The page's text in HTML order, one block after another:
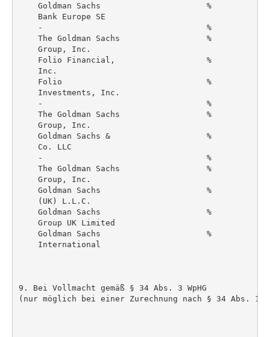
Goldman Sachs                      %
    Bank Europe SE
-                                  %
The Goldman Sachs                  %
    Group, Inc.
Folio Financial,                   %
    Inc.
Folio                              %
    Investments, Inc.
-                                  %
The Goldman Sachs                  %
    Group, Inc.
Goldman Sachs &                    %
    Co. LLC
-                                  %
The Goldman Sachs                  %
    Group, Inc.
Goldman Sachs                      %
    (UK) L.L.C.
Goldman Sachs                      %
    Group UK Limited
Goldman Sachs                      %
    International
9. Bei Vollmacht gemäß § 34 Abs. 3 WpHG
(nur möglich bei einer Zurechnung nach § 34 Abs. 1